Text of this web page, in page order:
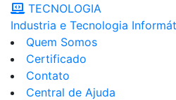
TECNOLOGIA
Industria e Tecnologia
Quem Somos
Certificado
Contato
Central de Ajuda